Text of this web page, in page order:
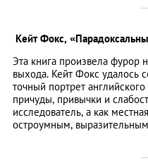
Кейт Фокс,
Эта книга произвела фурор
выхода. Кейт Фокс удалось
точный портрет
причуды, привычки и
исследователь, а как
остроумным,